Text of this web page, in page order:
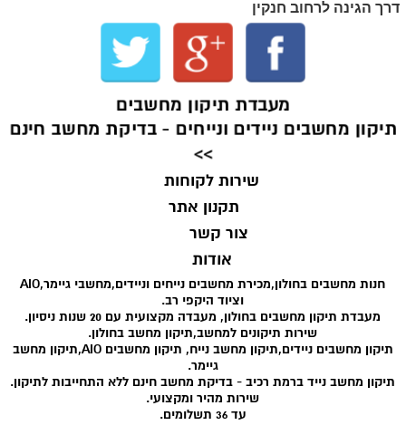
צור קשר
אודות
תקנון אתר
שירות לקוחות
חנות מחשבים בחולון,מכירת מחשבים נייחים וניידים,מחשבי גיימר,AIO
וציוד היקפי רב.
מעבדת תיקון מחשבים בחולון, מעבדה מקצועית עם 20 שנות ניסיון.
שירות תיקונים למחשב,תיקון מחשב בחולון.
תיקון מחשבים ניידים,תיקון מחשב נייח, תיקון מחשבים AIO,תיקון מחשב
גיימר.
תיקון מחשב נייד ברמת רכיב - בדיקת מחשב חינם ללא התחייבות לתיקון.
שירות מהיר ומקצועי.
עד 36 תשלומים.
מעבדת תיקון מחשבים
תיקון מחשבים ניידים ונייחים - בדיקת מחשב חינם
>>
דרך הגינה לרחוב חנקין